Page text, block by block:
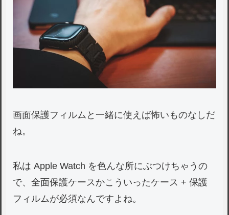
画面保護フィルムと一緒に使えば怖いものなしだ
ね。
私は Apple Watch を色んな所にぶつけちゃうの
で、全面保護ケースかこういったケース + 保護
フィルムが必須なんですよね。